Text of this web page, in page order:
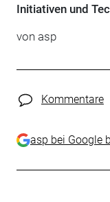
Initiativen und
von asp
Kommentare
asp bei Google